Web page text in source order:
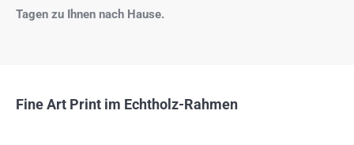
Tagen zu Ihnen nach Hause.
Fine Art Print im Echtholz-Rahmen